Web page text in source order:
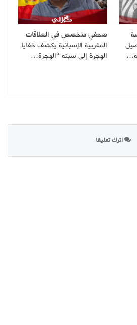
صحفي متخصص في العلاقات
المغربية الإسبانية يكشف خفايا
الهجرة إلى سبتة “الهجرة…
اترك تعليقا